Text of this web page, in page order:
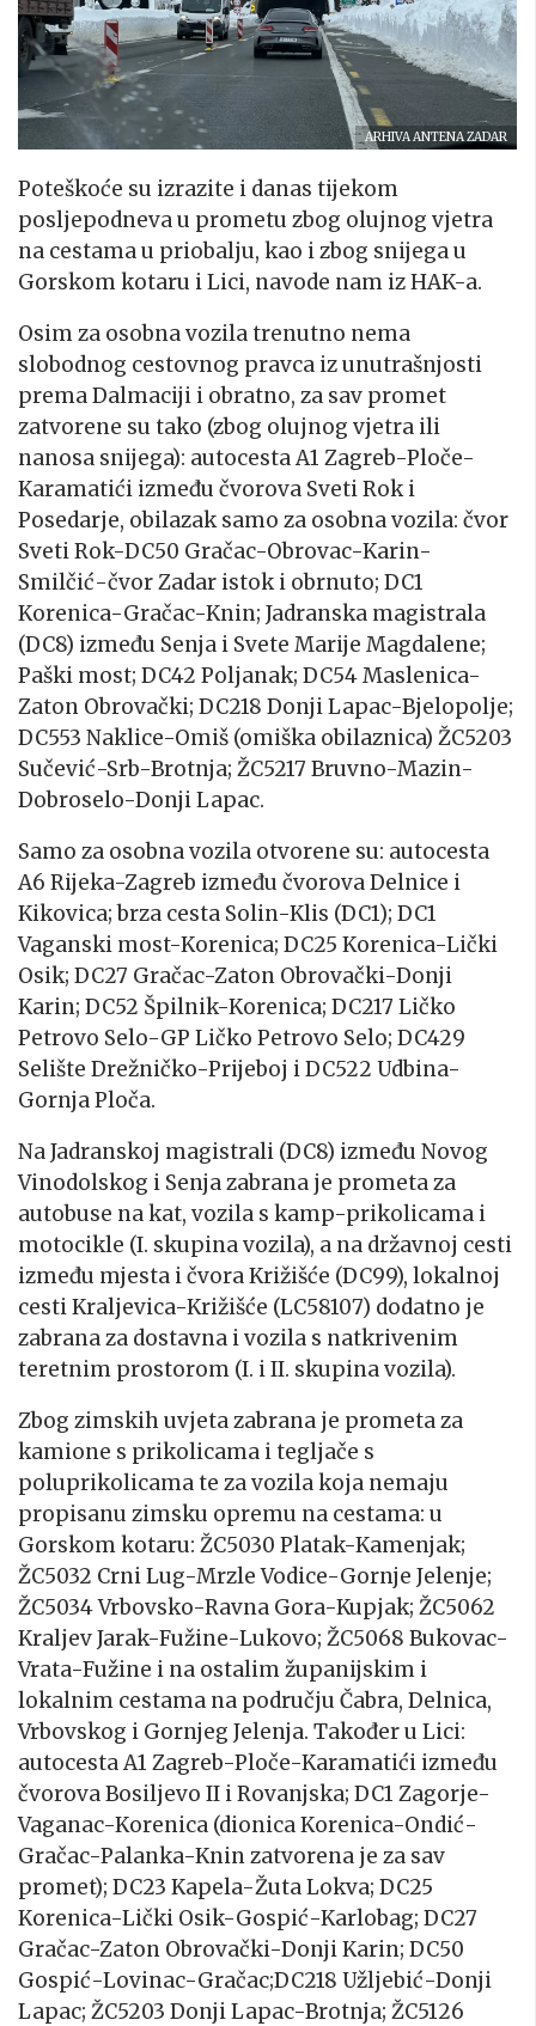
ARHIVA ANTENA ZADAR
Poteškoće su izrazite i danas tijekom
posljepodneva u prometu zbog olujnog vjetra
na cestama u priobalju, kao i zbog snijega u
Gorskom kotaru i Lici, navode nam iz HAK-a.
Osim za osobna vozila trenutno nema
slobodnog cestovnog pravca iz unutrašnjosti
prema Dalmaciji i obratno, za sav promet
zatvorene su tako (zbog olujnog vjetra ili
nanosa snijega): autocesta A1 Zagreb-Ploče-
Karamatići između čvorova Sveti Rok i
Posedarje, obilazak samo za osobna vozila: čvor
Sveti Rok-DC50 Gračac-Obrovac-Karin-
Smilčić-čvor Zadar istok i obrnuto; DC1
Korenica-Gračac-Knin; Jadranska magistrala
(DC8) između Senja i Svete Marije Magdalene;
Paški most; DC42 Poljanak; DC54 Maslenica-
Zaton Obrovački; DC218 Donji Lapac-Bjelopolje;
DC553 Naklice-Omiš (omiška obilaznica) ŽC5203
Sučević-Srb-Brotnja; ŽC5217 Bruvno-Mazin-
Dobroselo-Donji Lapac.
Samo za osobna vozila otvorene su: autocesta
A6 Rijeka-Zagreb između čvorova Delnice i
Kikovica; brza cesta Solin-Klis (DC1); DC1
Vaganski most-Korenica; DC25 Korenica-Lički
Osik; DC27 Gračac-Zaton Obrovački-Donji
Karin; DC52 Špilnik-Korenica; DC217 Ličko
Petrovo Selo-GP Ličko Petrovo Selo; DC429
Selište Drežničko-Prijeboj i DC522 Udbina-
Gornja Ploča.
Na Jadranskoj magistrali (DC8) između Novog
Vinodolskog i Senja zabrana je prometa za
autobuse na kat, vozila s kamp-prikolicama i
motocikle (I. skupina vozila), a na državnoj cesti
između mjesta i čvora Križišće (DC99), lokalnoj
cesti Kraljevica-Križišće (LC58107) dodatno je
zabrana za dostavna i vozila s natkrivenim
teretnim prostorom (I. i II. skupina vozila).
Zbog zimskih uvjeta zabrana je prometa za
kamione s prikolicama i tegljače s
poluprikolicama te za vozila koja nemaju
propisanu zimsku opremu na cestama: u
Gorskom kotaru: ŽC5030 Platak-Kamenjak;
ŽC5032 Crni Lug-Mrzle Vodice-Gornje Jelenje;
ŽC5034 Vrbovsko-Ravna Gora-Kupjak; ŽC5062
Kraljev Jarak-Fužine-Lukovo; ŽC5068 Bukovac-
Vrata-Fužine i na ostalim županijskim i
lokalnim cestama na području Čabra, Delnica,
Vrbovskog i Gornjeg Jelenja. Također u Lici:
autocesta A1 Zagreb-Ploče-Karamatići između
čvorova Bosiljevo II i Rovanjska; DC1 Zagorje-
Vaganac-Korenica (dionica Korenica-Ondić-
Gračac-Palanka-Knin zatvorena je za sav
promet); DC23 Kapela-Žuta Lokva; DC25
Korenica-Lički Osik-Gospić-Karlobag; DC27
Gračac-Zaton Obrovački-Donji Karin; DC50
Gospić-Lovinac-Gračac;DC218 Užljebić-Donji
Lapac; ŽC5203 Donji Lapac-Brotnja; ŽC5126